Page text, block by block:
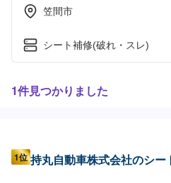
笠間市
シート補修(破れ・スレ)
1件見つかりました
1位 持丸自動車株式会社のシー